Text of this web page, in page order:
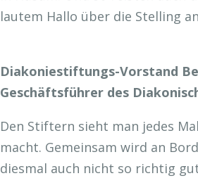
lautem Hallo über die Stelling
Diakoniestiftungs-Vorstand
Geschäftsführer des
Den Stiftern sieht man jedes
macht. Gemeinsam wird an
diesmal auch nicht so richtig